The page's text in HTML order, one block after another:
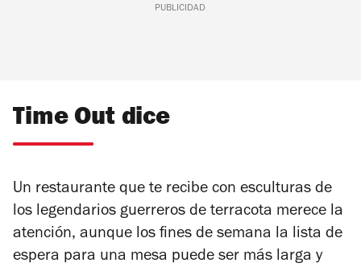
PUBLICIDAD
Time Out dice
Un restaurante que te recibe con esculturas de
los legendarios guerreros de terracota merece la
atención, aunque los fines de semana la lista de
espera para una mesa puede ser más larga y